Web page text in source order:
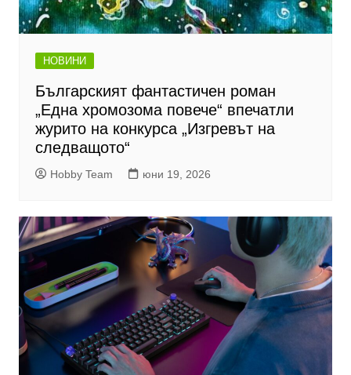
НОВИНИ
Българският фантастичен роман
„Една хромозома повече“ впечатли
журито на конкурса „Изгревът на
следващото“
Hobby Team юни 19, 2026